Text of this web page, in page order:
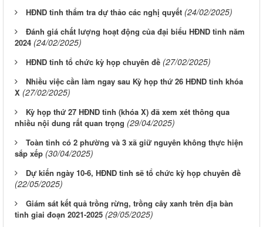
HĐND tỉnh thẩm tra dự thảo các nghị quyết (24/02/2025)
Đánh giá chất lượng hoạt động của đại biểu HĐND tỉnh năm
2024 (24/02/2025)
HĐND tỉnh tổ chức kỳ họp chuyên đề (27/02/2025)
Nhiều việc cần làm ngay sau Kỳ họp thứ 26 HĐND tỉnh khóa
X (27/02/2025)
Kỳ họp thứ 27 HĐND tỉnh (khóa X) đã xem xét thông qua
nhiều nội dung rất quan trọng (29/04/2025)
Toàn tỉnh có 2 phường và 3 xã giữ nguyên không thực hiện
sắp xếp (30/04/2025)
Dự kiến ngày 10-6, HĐND tỉnh sẽ tổ chức kỳ họp chuyên đề
(22/05/2025)
Giám sát kết quả trồng rừng, trồng cây xanh trên địa bàn
tỉnh giai đoạn 2021-2025 (29/05/2025)